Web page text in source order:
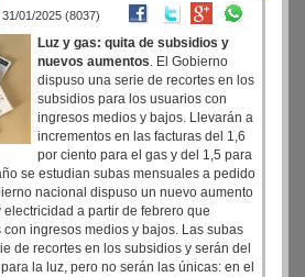
31/01/2025 (8037)
Luz y gas: quita de subsidios y
nuevos aumentos. El Gobierno
dispuso una serie de recortes en los
subsidios para los usuarios con
ingresos medios y bajos. Llevarán a
incrementos en las facturas del 1,6
por ciento para el gas y del 1,5 para
se estudian subas mensuales a pedido
nacional dispuso un nuevo aumento
a partir de febrero que
ingresos medios y bajos. Las subas
de recortes en los subsidios y serán del
la luz, pero no serán las únicas: en el